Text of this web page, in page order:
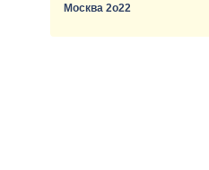
Москва 2о22